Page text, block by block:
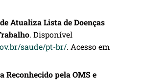
Atualiza Lista de Doenças
. Disponível
saude/pt-br/. Acesso em
Reconhecido pela OMS e